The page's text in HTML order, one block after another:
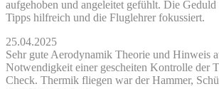
aufgehoben und angeleitet gefühlt. Die
Tipps hilfreich und die Fluglehrer fokussiert.
25.04.2025
Sehr gute Aerodynamik Theorie und Hinweis
Notwendigkeit einer gescheiten Kontrolle der
Check. Thermik fliegen war der Hammer,